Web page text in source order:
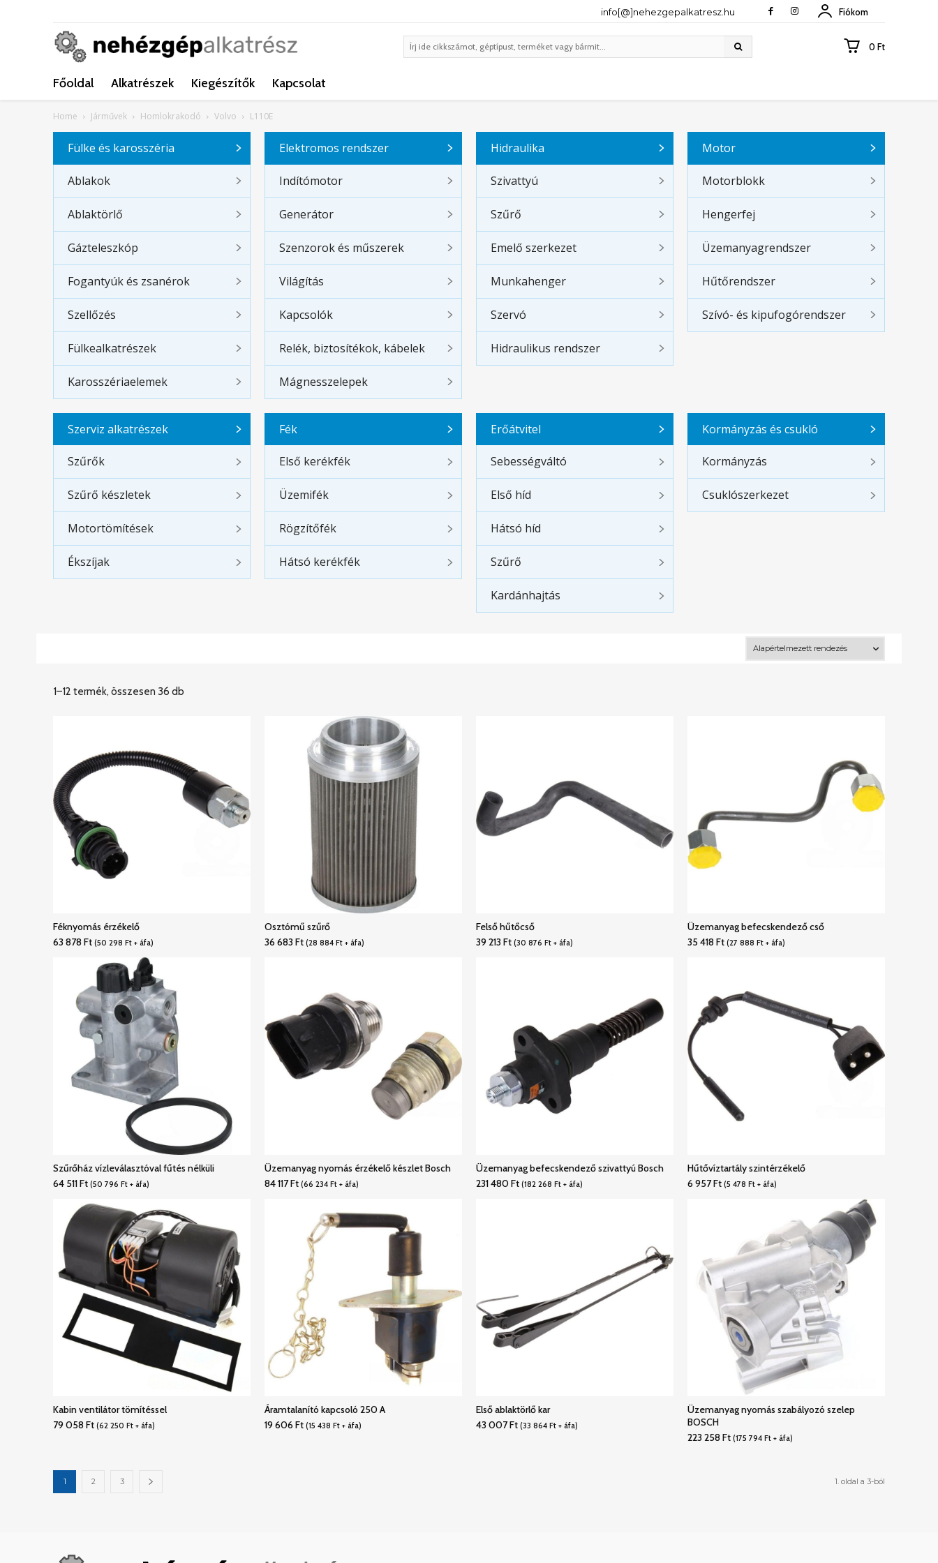
info[@]nehezgepalkatresz.hu Fiókom
0 Ft
Főoldal Alkatrészek Kiegészítők Kapcsolat
Home Járművek Homlokrakodó Volvo L110E
Fülke és karosszéria
Ablakok
Ablaktörlő
Gázteleszkóp
Fogantyúk és zsanérok
Szellőzés
Fülkealkatrészek
Karosszériaelemek
Elektromos rendszer
Indítómotor
Generátor
Szenzorok és műszerek
Világítás
Kapcsolók
Relék, biztosítékok, kábelek
Mágnesszelepek
Hidraulika
Szivattyú
Szűrő
Emelő szerkezet
Munkahenger
Szervó
Hidraulikus rendszer
Motor
Motorblokk
Hengerfej
Üzemanyagrendszer
Hűtőrendszer
Szívó- és kipufogórendszer
Szerviz alkatrészek
Szűrők
Szűrő készletek
Motortömítések
Ékszíjak
Fék
Első kerékfék
Üzemifék
Rögzítőfék
Hátsó kerékfék
Erőátvitel
Sebességváltó
Első híd
Hátsó híd
Szűrő
Kardánhajtás
Kormányzás és csukló
Kormányzás
Csuklószerkezet
1–12 termék, összesen 36 db
Féknyomás érzékelő
63 878Ft (50 298 Ft + áfa)
Osztómű szűrő
36 683Ft (28 884 Ft + áfa)
Felső hűtőcső
39 213Ft (30 876 Ft + áfa)
Üzemanyag befecskendező cső
35 418Ft (27 888 Ft + áfa)
Szűrőház vízleválasztóval fűtés nélküli
64 511Ft (50 796 Ft + áfa)
Üzemanyag nyomás érzékelő készlet Bosch
84 117Ft (66 234 Ft + áfa)
Üzemanyag befecskendező szivattyú Bosch
231 480Ft (182 268 Ft + áfa)
Hűtővíztartály szintérzékelő
6 957Ft (5 478 Ft + áfa)
Kabin ventilátor tömítéssel
79 058Ft (62 250 Ft + áfa)
Áramtalanító kapcsoló 250 A
19 606 Ft (15 438 Ft + áfa)
Első ablaktörlő kar
43 007Ft (33 864 Ft + áfa)
Üzemanyag nyomás szabályozó szelep
BOSCH
223 258Ft (175 794 Ft + áfa)
1 2 3 1. oldal a 3-ból